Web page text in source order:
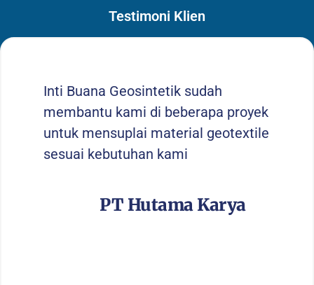
Testimoni Klien
Inti Buana Geosintetik sudah
membantu kami di beberapa proyek
untuk mensuplai material geotextile
sesuai kebutuhan kami
PT Hutama Karya